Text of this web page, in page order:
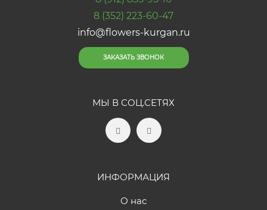
8 (352) 223-60-47
info@flowers-kurgan.ru
ЗАКАЗАТЬ ЗВОНОК
МЫ В СОЦ.СЕТЯХ
ИНФОРМАЦИЯ
О нас